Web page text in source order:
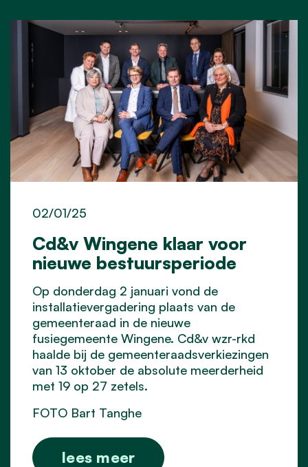
Cd&v Wingene klaar voor
nieuwe bestuursperiode
02/01/25
Op donderdag 2 januari vond de
installatievergadering plaats van de
gemeenteraad in de nieuwe
fusiegemeente Wingene. Cd&v wzr-rkd
haalde bij de gemeenteraadsverkiezingen
van 13 oktober de absolute meerderheid
met 19 op 27 zetels.
FOTO Bart Tanghe
lees meer